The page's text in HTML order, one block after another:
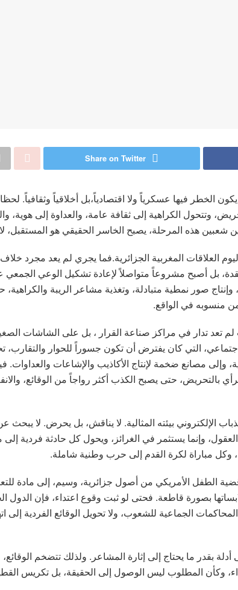
Share on Twitter
الخطر فيها عسكرياً ولا اقتصادياً،بل أخلاقياً وثقافياً.
وتتحول الكراهية إلى ثقافة عامة، والعداوة إلى هوية،
شعبين هذه المرحلة، يصبح الخاسر الحقيقي هو المستقبل،
العلاقات المغربية الجزائرية.فما يجري لم يعد مجرد
بل أصبح مشروعاً متواصلاً لإعادة تشكيل الوعي الجمعي
صور نمطية متبادلة، وتغذية مشاعر الريبة والكراهية،
منسوبه في الواقع.
لم تعد تدار في مراكز صناعة القرار ، بل على الشاشات
التي كان يفترض أن تكون جسوراً للحوار والتقارب،
مصانع ضخمة لإنتاج الأكاذيب والإشاعات والعداوات.
بالتحريض، حتى يصبح الكذب أكثر رواجاً من الوقائع،
الإلكتروني بيئته المثالية. لا يناقش، بل يحرض. لا يبحث
وإنما يستثمر في الغرائز، ويحول كل حادثة فردية
وكل مباراة لكرة القدم إلى حرب وطنية شاملة.
الطفل الأمريكي من أصول جزائرية، وسيم، إلى مادة
بصورة قاطعة. فحتى لو ثبت وقوع اعتداء، فإن الدول
المحاكمات الجماعية للشعوب، ولا تحويل الوقائع الفردية إلى
أدلة بقدر ما يحتاج إلى إثارة المشاعر. ولذلك تتضخم الوقائع،
وكأن المطلوب ليس الوصول إلى الحقيقة، بل تكريس